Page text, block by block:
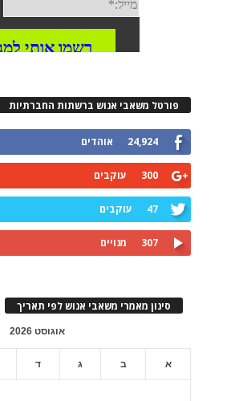
פורטל משאבי אנוש ברשתות החברתיות
24,924 אוהדים
300 עוקבים
47 עוקבים
307 מנויים
סינון מאמרי משאבי אנוש לפי תאריך
אוגוסט 2026
א ב ג ד